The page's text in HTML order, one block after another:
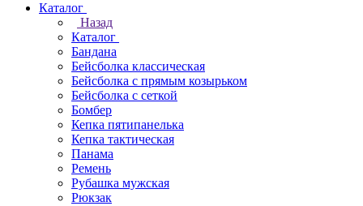
Каталог
Назад
Каталог
Бандана
Бейсболка классическая
Бейсболка с прямым козырьком
Бейсболка с сеткой
Бомбер
Кепка пятипанелька
Кепка тактическая
Панама
Ремень
Рубашка мужская
Рюкзак